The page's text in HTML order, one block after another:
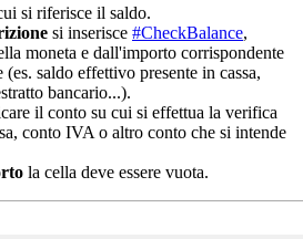
si riferisce il saldo.
si inserisce #CheckBalance,
moneta e dall'importo corrispondente
saldo effettivo presente in cassa,
bancario...).
il conto su cui si effettua la verifica
conto IVA o altro conto che si intende
la cella deve essere vuota.